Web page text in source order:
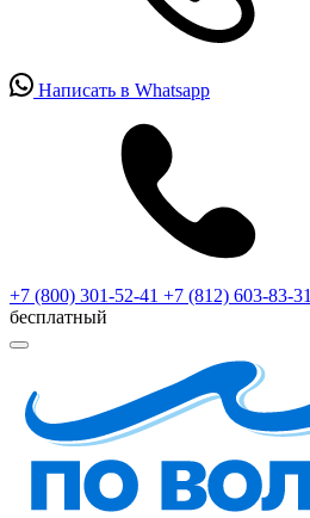
Написать в Whatsapp
+7 (800) 301-52-41 +7 (812) 603-83-31
бесплатный